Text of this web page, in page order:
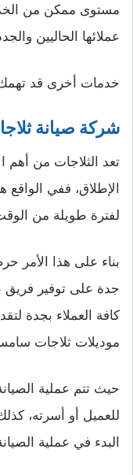
مستوى ممكن من
عملائها الحاليين
خدمات أخرى قد
شركة صيانة
تعد الثلاجات من أهم
الإطلاق، ففي
لفترة طويلة من
بناء على هذا الأمر
جدة على توفير فريق
كافة العملاء بجدة
موديلات ثلاجات
حيث تتم عملية
للعميل أو أسرته،
البدء في عملية